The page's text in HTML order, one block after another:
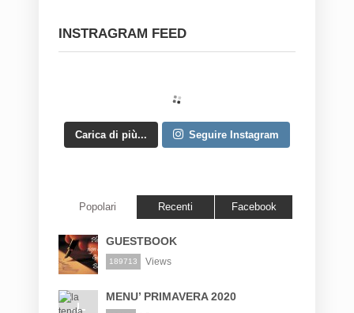
INSTRAGRAM FEED
Carica di più... Seguire Instagram
Popolari Recenti Facebook
GUESTBOOK
189713 Views
MENU’ PRIMAVERA 2020